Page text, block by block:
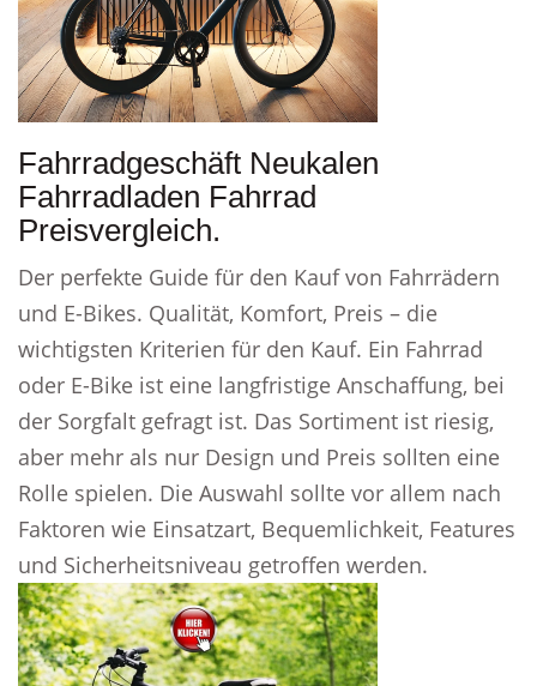
Fahrradgeschäft Neukalen
Fahrradladen Fahrrad
Preisvergleich.
Der perfekte Guide für den Kauf von Fahrrädern
und E-Bikes. Qualität, Komfort, Preis – die
wichtigsten Kriterien für den Kauf. Ein Fahrrad
oder E-Bike ist eine langfristige Anschaffung, bei
der Sorgfalt gefragt ist. Das Sortiment ist riesig,
aber mehr als nur Design und Preis sollten eine
Rolle spielen. Die Auswahl sollte vor allem nach
Faktoren wie Einsatzart, Bequemlichkeit, Features
und Sicherheitsniveau getroffen werden.